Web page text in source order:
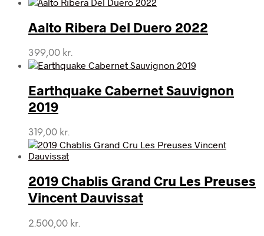
Aalto Ribera Del Duero 2022
399,00 kr.
Earthquake Cabernet Sauvignon
2019
319,00 kr.
2019 Chablis Grand Cru Les Preuses
Vincent Dauvissat
2.500,00 kr.